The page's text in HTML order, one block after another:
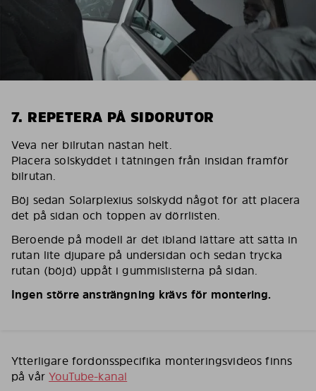
7. REPETERA PÅ SIDORUTOR
Veva ner bilrutan nästan helt.
Placera solskyddet i tätningen från insidan framför
bilrutan.
Böj sedan Solarplexius solskydd något för att placera
det på sidan och toppen av dörrlisten.
Beroende på modell är det ibland lättare att sätta in
rutan lite djupare på undersidan och sedan trycka
rutan (böjd) uppåt i gummislisterna på sidan.
Ingen större ansträngning krävs för montering.
Ytterligare fordonsspecifika monteringsvideos finns
på vårYouTube-kanal